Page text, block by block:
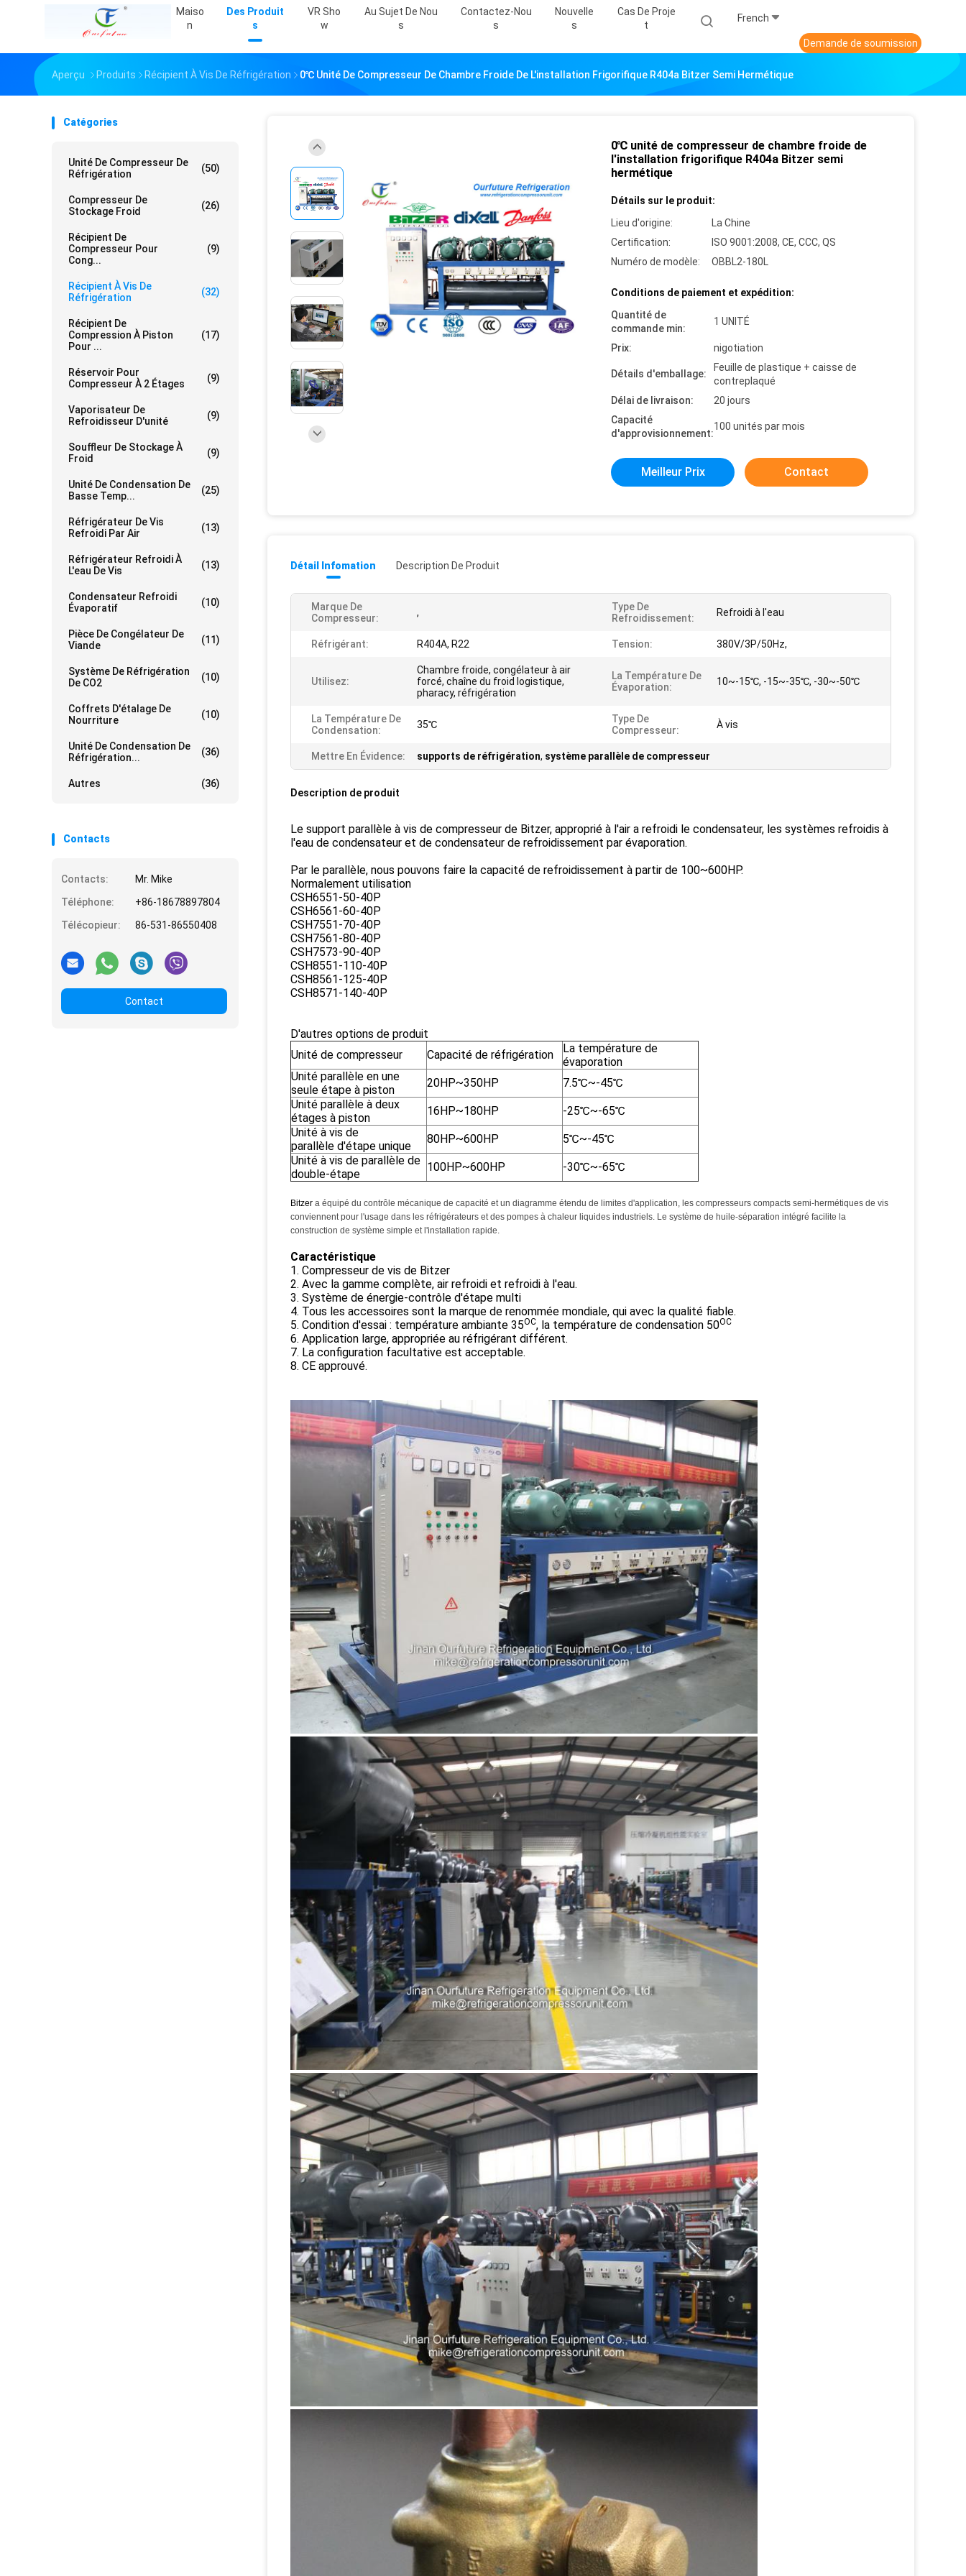
Maiso
N
Des Produit
S
VR Sho
W
Au Sujet De Nou
S
Contactez-Nou
S
Nouvelle
S
Cas De Proje
T
French
Demande de soumission
Aperçu Produits Récipient À Vis De Réfrigération 0℃ Unité De Compresseur De Chambre Froide De L'installation Frigorifique R404a Bitzer Semi Hermétique
Catégories
Unité De Compresseur De
Réfrigération
(50)
Compresseur De
Stockage Froid
(26)
Récipient De
Compresseur Pour
Cong...
(9)
Récipient À Vis De
Réfrigération
(32)
Récipient De
Compression À Piston
Pour ...
(17)
Réservoir Pour
Compresseur À 2 Étages
(9)
Vaporisateur De
Refroidisseur D'unité
(9)
Souffleur De Stockage À
Froid
(9)
Unité De Condensation De
Basse Temp...
(25)
Réfrigérateur De Vis
Refroidi Par Air
(13)
Réfrigérateur Refroidi À
L'eau De Vis
(13)
Condensateur Refroidi
Évaporatif
(10)
Pièce De Congélateur De
Viande
(11)
Système De Réfrigération
De CO2
(10)
Coffrets D'étalage De
Nourriture
(10)
Unité De Condensation De
Réfrigération...
(36)
Autres (36)
Contacts
Contacts:
Mr. Mike
Téléphone:
+86-18678897804
Télécopieur:
86-531-86550408
Contact
0℃ unité de compresseur de chambre froide de
l'installation frigorifique R404a Bitzer semi
hermétique
Détails sur le produit:
Lieu d'origine:
La Chine
Certification:
ISO 9001:2008, CE, CCC, QS
Numéro de modèle:
OBBL2-180L
Conditions de paiement et expédition:
Quantité de
commande min:
1 UNITÉ
Prix: nigotiation
Détails d'emballage:
Feuille de plastique + caisse de
contreplaqué
Délai de livraison:
20 jours
Capacité
d'approvisionnement:
100 unités par mois
Meilleur Prix Contact
Détail Infomation Description De Produit
Marque De
Compresseur:
,
Type De
Refroidissement:
Refroidi à l'eau
Réfrigérant: R404A, R22 Tension: 380V/3P/50Hz,
Utilisez:
Chambre froide, congélateur à air
forcé, chaîne du froid logistique,
pharacy, réfrigération
La Température De
Évaporation:
10~-15℃, -15~-35℃, -30~-50℃
La Température De
Condensation:
35℃
Type De
Compresseur:
À vis
Mettre En Évidence: supports de réfrigération, système parallèle de compresseur
Description de produit
Le support parallèle à vis de compresseur de Bitzer, approprié à l'air a refroidi le condensateur, les systèmes refroidis à
l'eau de condensateur et de condensateur de refroidissement par évaporation.
Par le parallèle, nous pouvons faire la capacité de refroidissement à partir de 100~600HP.
Normalement utilisation
CSH6551-50-40P
CSH6561-60-40P
CSH7551-70-40P
CSH7561-80-40P
CSH7573-90-40P
CSH8551-110-40P
CSH8561-125-40P
CSH8571-140-40P
D'autres options de produit
Unité de compresseur
Capacité de réfrigération
La température de
évaporation
Unité parallèle en une
seule étape à piston
20HP~350HP
7.5℃~-45℃
Unité parallèle à deux
étages à piston
16HP~180HP
-25℃~-65℃
Unité à vis de
parallèle d'étape unique
80HP~600HP
5℃~-45℃
Unité à vis de parallèle de
double-étape
100HP~600HP -30℃~-65℃
Bitzer a équipé du contrôle mécanique de capacité et un diagramme étendu de limites d'application, les compresseurs compacts semi-hermétiques de vis
conviennent pour l'usage dans les réfrigérateurs et des pompes à chaleur liquides industriels. Le système de huile-séparation intégré facilite la
construction de système simple et l'installation rapide.
Caractéristique
1. Compresseur de vis de Bitzer
2. Avec la gamme complète, air refroidi et refroidi à l'eau.
3. Système de énergie-contrôle d'étape multi
4. Tous les accessoires sont la marque de renommée mondiale, qui avec la qualité fiable.
5. Condition d'essai : température ambiante 35OC, la température de condensation 50OC
6. Application large, appropriée au réfrigérant différent.
7. La configuration facultative est acceptable.
8. CE approuvé.